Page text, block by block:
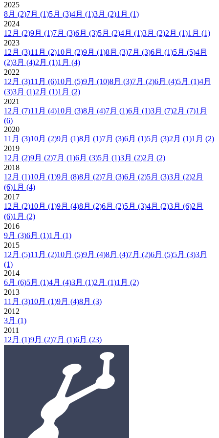
2025
8月 (2)7月 (1)5月 (3)4月 (1)3月 (2)1月 (1)
2024
12月 (2)9月 (1)7月 (3)6月 (3)5月 (2)4月 (1)3月 (2)2月 (1)1月 (1)
2023
12月 (3)11月 (2)10月 (2)9月 (1)8月 (3)7月 (3)6月 (1)5月 (5)4月
(2)3月 (4)2月 (1)1月 (4)
2022
12月 (3)11月 (6)10月 (5)9月 (10)8月 (3)7月 (2)6月 (4)5月 (1)4月
(3)3月 (1)2月 (1)1月 (2)
2021
12月 (7)11月 (4)10月 (3)8月 (4)7月 (1)6月 (1)3月 (7)2月 (7)1月
(6)
2020
11月 (3)10月 (2)9月 (1)8月 (1)7月 (3)6月 (1)5月 (3)2月 (1)1月 (2)
2019
12月 (2)9月 (2)7月 (1)6月 (3)5月 (1)3月 (2)2月 (2)
2018
12月 (1)10月 (1)9月 (8)8月 (2)7月 (3)6月 (2)5月 (3)3月 (2)2月
(6)1月 (4)
2017
12月 (2)10月 (1)9月 (4)8月 (2)6月 (2)5月 (3)4月 (2)3月 (6)2月
(6)1月 (2)
2016
9月 (3)6月 (1)1月 (1)
2015
12月 (5)11月 (2)10月 (5)9月 (4)8月 (4)7月 (2)6月 (5)5月 (3)3月
(1)
2014
6月 (6)5月 (1)4月 (4)3月 (1)2月 (1)1月 (2)
2013
11月 (3)10月 (1)9月 (4)8月 (3)
2012
3月 (1)
2011
12月 (1)9月 (2)7月 (1)6月 (23)